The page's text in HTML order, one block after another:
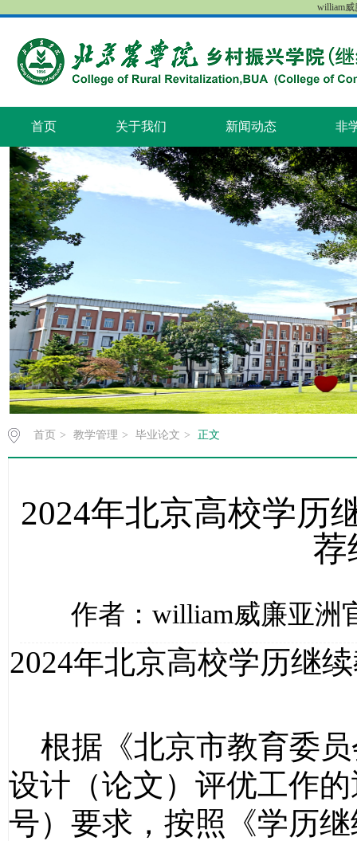
william
首页 关于我们 新闻动态 非
首页 > 教学管理 > 毕业论文 > 正文
2024年北京高校学历
荐
作者：william威廉亚洲
2024年北京高校学历继
根据《北京市教育委员
设计（论文）评优工作
号）要求，按照《学历